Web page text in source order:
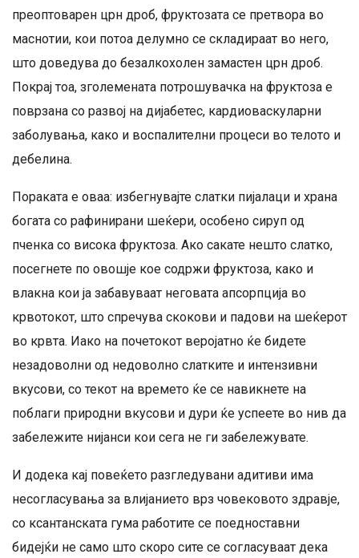
преоптоварен црн дроб, фруктозата се претвора во
маснотии, кои потоа делумно се складираат во него,
што доведува до безалкохолен замастен црн дроб.
Покрај тоа, зголемената потрошувачка на фруктоза е
поврзана со развој на дијабетес, кардиоваскуларни
заболувања, како и воспалителни процеси во телото и
дебелина.
Пораката е оваа: избегнувајте слатки пијалаци и храна
богата со рафинирани шеќери, особено сируп од
пченка со висока фруктоза. Ако сакате нешто слатко,
посегнете по овошје кое содржи фруктоза, како и
влакна кои ја забавуваат неговата апсорпција во
крвотокот, што спречува скокови и падови на шеќерот
во крвта. Иако на почетокот веројатно ќе бидете
незадоволни од недоволно слатките и интензивни
вкусови, со текот на времето ќе се навикнете на
поблаги природни вкусови и дури ќе успеете во нив да
забележите нијанси кои сега не ги забележувате.
И додека кај повеќето разгледувани адитиви има
несогласувања за влијанието врз човековото здравје,
со ксантанската гума работите се поедноставни
бидејќи не само што скоро сите се согласуваат дека